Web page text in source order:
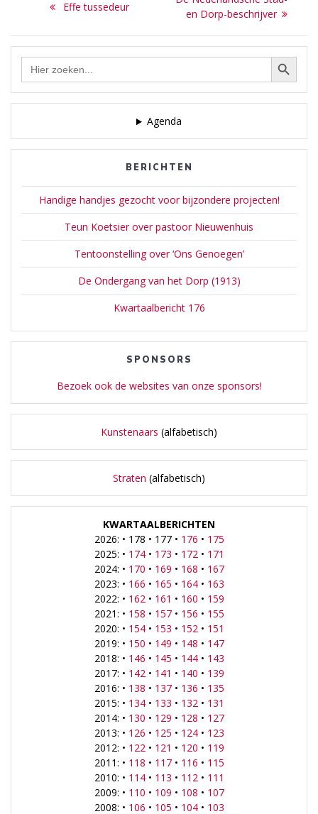
1994)Koekkoek, Gerard -
heen, 198437Protestantse
Stichting De Ericawoningen
(deel 1)Wit, Laurens
de38De Laarder Zouaven
Roelof Distelblom,
Wilhelmus (Willem)…
navigatie
Previous
Effe tussedeur
post:
en Dorp-beschrijver
Zoek Zoekknop
Agenda
BERICHTEN
Handige handjes gezocht voor bijzondere projecten!
Teun Koetsier over pastoor Nieuwenhuis
Tentoonstelling over ‘Ons Genoegen’
De Ondergang van het Dorp (1913)
Kwartaalbericht 176
SPONSORS
Bezoek ook de websites van onze sponsors!
Kunstenaars (alfabetisch)
Straten (alfabetisch)
KWARTAALBERICHTEN
2026: • 178 • 177 • 176 • 175
2025: • 174• 173 • 172• 171
2024: • 170 • 169 • 168 • 167
2023: • 166 • 165 • 164• 163
2022: • 162• 161 • 160 • 159
2021: • 158 • 157• 156 • 155
2020: • 154• 153 • 152• 151
2019: • 150 • 149 • 148 • 147
2018: • 146 • 145 • 144• 143
2017: • 142• 141 • 140 • 139
2016: • 138 • 137• 136 • 135
2015: • 134• 133 • 132• 131
2014: • 130 • 129 • 128 • 127
2013: • 126 • 125 • 124• 123
2012: • 122• 121 • 120 • 119
2011: • 118 • 117• 116 • 115
2010: • 114• 113 • 112• 111
2009: • 110 • 109 • 108 • 107
2008: • 106 • 105 • 104• 103